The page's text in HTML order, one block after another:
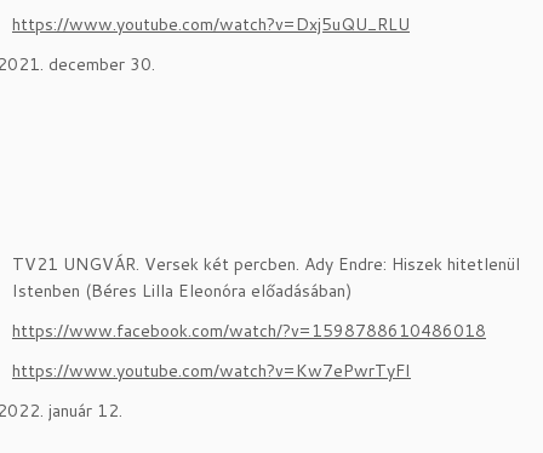
https://www.youtube.com/watch?v=Dxj5uQU_RLU
december 30.
TV21 UNGVÁR. Versek két percben. Ady Endre: Hiszek hitetlenül
Istenben (Béres Lilla Eleonóra előadásában)
https://www.facebook.com/watch/?v=1598788610486018
https://www.youtube.com/watch?v=Kw7ePwrTyFI
január 12.